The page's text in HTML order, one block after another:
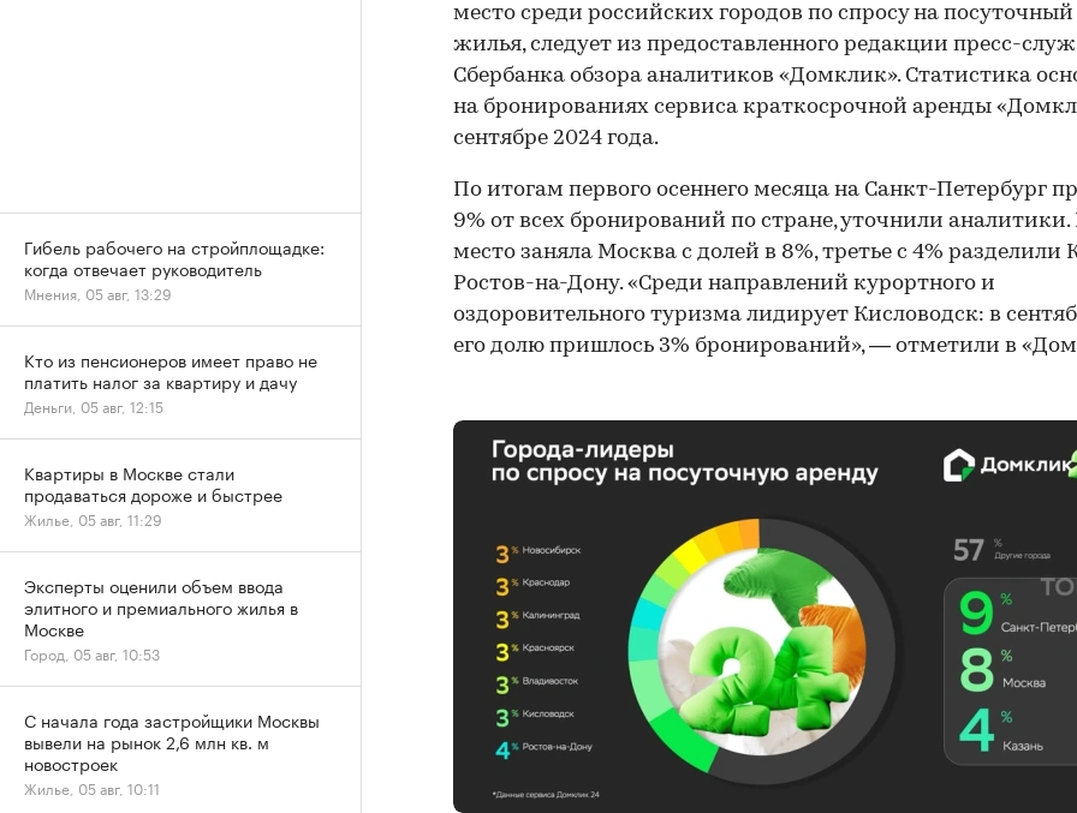
место среди российских городов по спросу на
жилья, следует из предоставленного редакции пресс-
Сбербанка обзора аналитиков «Домклик». Статистика
на бронированиях сервиса краткосрочной аренды
сентябре 2024 года.
По итогам первого осеннего месяца на Санкт-Петербург
9% от всех бронирований по стране, уточнили аналитики.
место заняла Москва с долей в 8%, третье с 4% разделили
Ростов-на-Дону. «Среди направлений курортного и
оздоровительного туризма лидирует Кисловодск: в
его долю пришлось 3% бронирований», — отметили в
Гибель рабочего на стройплощадке:
когда отвечает руководитель
Мнения, 05 авг, 13:29
Кто из пенсионеров имеет право не
платить налог за квартиру и дачу
Деньги, 05 авг, 12:15
Квартиры в Москве стали
продаваться дороже и быстрее
Жилье, 05 авг, 11:29
Эксперты оценили объем ввода
элитного и премиального жилья в
Москве
Город, 05 авг, 10:53
С начала года застройщики Москвы
вывели на рынок 2,6 млн кв. м
новостроек
Жилье, 05 авг, 10:11